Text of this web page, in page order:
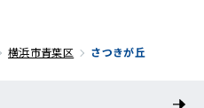
横浜市青葉区 さつきが丘